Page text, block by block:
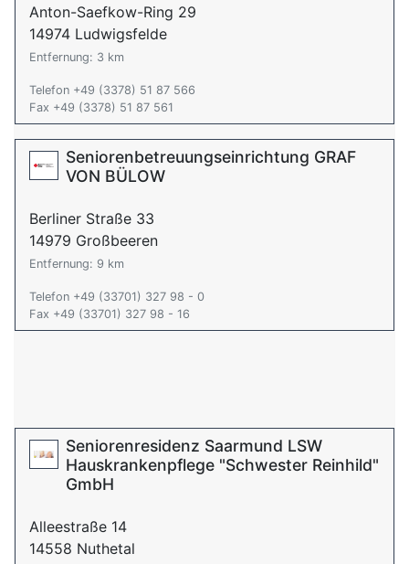
Anton-Saefkow-Ring 29
14974 Ludwigsfelde
Entfernung: 3 km
Telefon +49 (3378) 51 87 566
Fax +49 (3378) 51 87 561
Seniorenbetreuungseinrichtung GRAF
VON BÜLOW
Berliner Straße 33
14979 Großbeeren
Entfernung: 9 km
Telefon +49 (33701) 327 98 - 0
Fax +49 (33701) 327 98 - 16
Seniorenresidenz Saarmund LSW
Hauskrankenpflege "Schwester Reinhild"
GmbH
Alleestraße 14
14558 Nuthetal